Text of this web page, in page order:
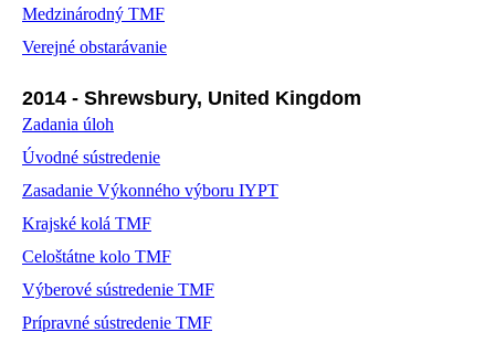
Medzinárodný TMF
Verejné obstarávanie
2014 - Shrewsbury, United Kingdom
Zadania úloh
Úvodné sústredenie
Zasadanie Výkonného výboru IYPT
Krajské kolá TMF
Celoštátne kolo TMF
Výberové sústredenie TMF
Prípravné sústredenie TMF